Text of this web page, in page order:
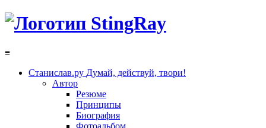
≡
Станислав.ру Думай, действуй, твори!
Автор
Резюме
Принципы
Биография
Фотоальбом